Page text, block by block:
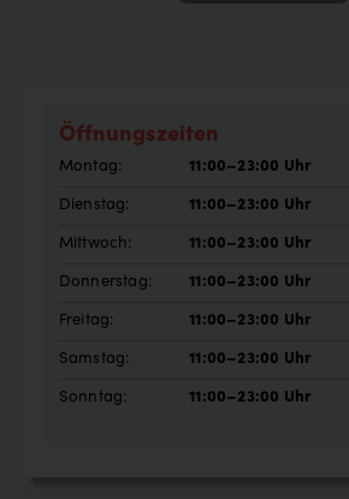
Öffnungszeiten
Montag:
11:00–23:00 Uhr
Dienstag:
11:00–23:00 Uhr
Mittwoch:
11:00–23:00 Uhr
Donnerstag:
11:00–23:00 Uhr
Freitag:
11:00–23:00 Uhr
Samstag:
11:00–23:00 Uhr
Sonntag:
11:00–23:00 Uhr